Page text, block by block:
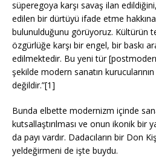
süperegoya karşı savaş ilan
edilen bir dürtüyü ifade etme
bulunulduğunu görüyoruz. Kültürün
özgürlüğe karşı bir engel, bir baskı
edilmektedir. Bu yeni tür
şekilde modern sanatın kurucularının
değildir.”[1]
Bunda elbette modernizm içinde
kutsallaştırılması ve onun ikonik bir
da payı vardır. Dadacıların bir Don
yeldeğirmeni de işte buydu.